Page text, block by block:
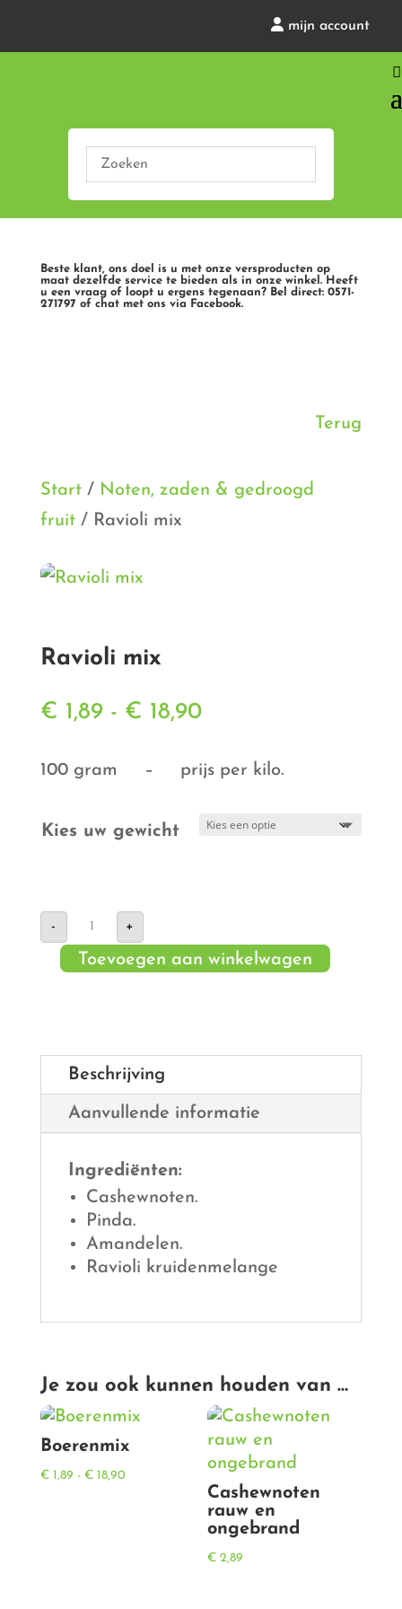
mijn account
Beste klant, ons doel is u met onze versproducten op
maat dezelfde service te bieden als in onze winkel. Heeft
u een vraag of loopt u ergens tegenaan? Bel direct: 0571-
271797 of chat met ons via Facebook.
Terug
Start/ Noten, zaden & gedroogd
fruit/ Ravioli mix
Ravioli mix
€ 1,89 - € 18,90Prijsklasse:
tot
100 gram – prijs per kilo.
Kies uw gewicht
-
Ravioli
aantal
+
Toevoegen aan winkelwagen
Beschrijving
Aanvullende informatie
Ingrediënten:
Cashewnoten.
Pinda.
Amandelen.
Ravioli kruidenmelange
Je zou ook kunnen houden van …
Boerenmix
€1,89 - €18,90Prijsklasse:
Cashewnoten
rauw en
ongebrand
€ 2,89